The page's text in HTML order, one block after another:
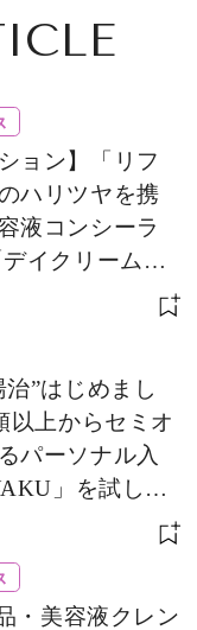
ョン】「リフ
ハリツヤを携
液コンシーラ
イズもライン
”はじめまし
以上からセミオ
パーソナル入
」を試して
・美容液クレン